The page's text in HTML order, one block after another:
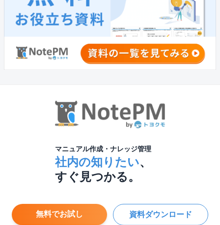
マニュアル作成・ナレッジ管理
社内の知りたい、
すぐ見つかる。
無料でお試し 資料ダウンロード